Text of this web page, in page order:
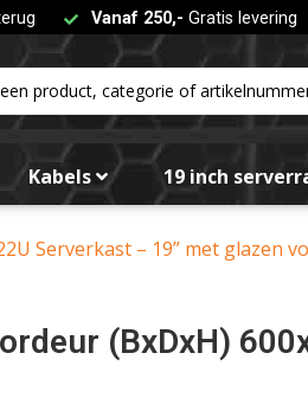
Vanaf 250,- Gratis levering
Kabels 19 inch
Serverkast – 19” met glazen
(BxDxH)